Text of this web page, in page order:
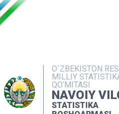
O`ZBEKISTON
MILLIY
QO‘MITASI
NAVOIY
STATISTIKA
OCHIQ
INTERAKTIV